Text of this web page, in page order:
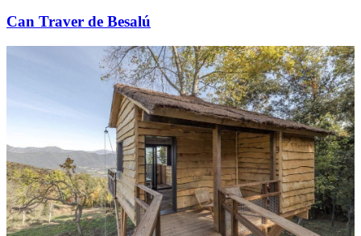
Can Traver de Besalú